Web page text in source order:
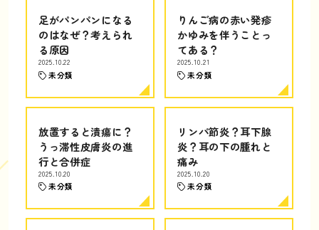
足がパンパンになる
のはなぜ？考えられ
る原因
2025.10.22
未分類
りんご病の赤い発疹
かゆみを伴うことっ
てある？
2025.10.21
未分類
放置すると潰瘍に？
うっ滞性皮膚炎の進
行と合併症
2025.10.20
未分類
リンパ節炎？耳下腺
炎？耳の下の腫れと
痛み
2025.10.20
未分類